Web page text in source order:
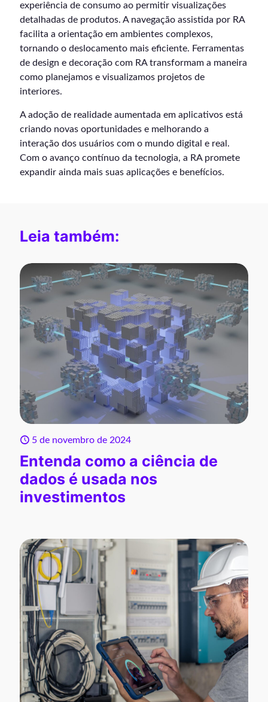
experiência de consumo ao permitir visualizações
detalhadas de produtos. A navegação assistida por RA
facilita a orientação em ambientes complexos,
tornando o deslocamento mais eficiente. Ferramentas
de design e decoração com RA transformam a maneira
como planejamos e visualizamos projetos de
interiores.
A adoção de realidade aumentada em aplicativos está
criando novas oportunidades e melhorando a
interação dos usuários com o mundo digital e real.
Com o avanço contínuo da tecnologia, a RA promete
expandir ainda mais suas aplicações e benefícios.
Leia também:
5 de novembro de 2024
Entenda como a ciência de
dados é usada nos
investimentos